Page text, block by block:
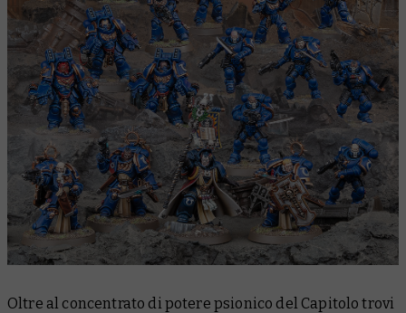
Oltre al concentrato di potere psionico del Capitolo trovi